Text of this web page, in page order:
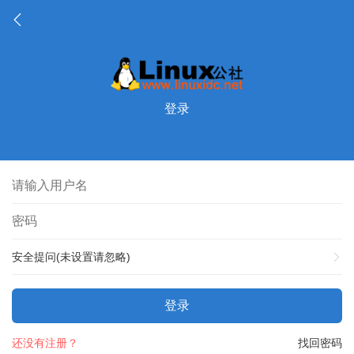
登录
安全提问(未设置请忽略)
登录
找回密码
还没有注册？